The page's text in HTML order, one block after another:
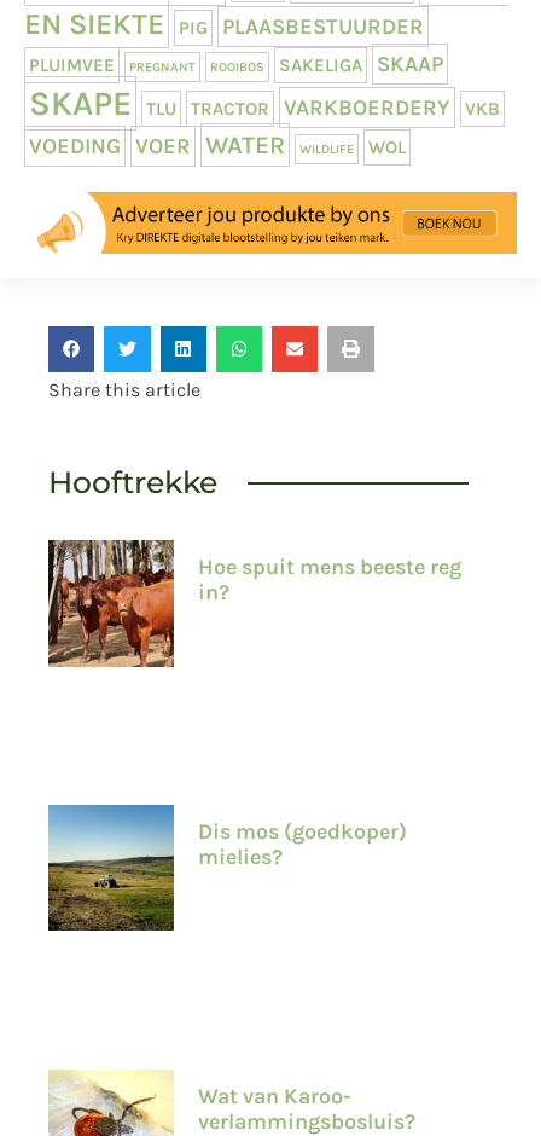
EN SIEKTE
PIG PLAASBESTUURDER
PLUIMVEE PREGNANT ROOIBOS SAKELIGA SKAAP
SKAPE TLU TRACTOR VARKBOERDERY VKB
VOEDING VOER WATER WILDLIFE WOL
Share this article
Hooftrekke
Hoe spuit mens beeste reg
in?
Dis mos (goedkoper)
mielies?
Wat van Karoo-
verlammingsbosluis?